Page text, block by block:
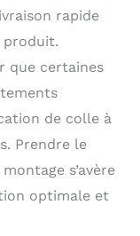
rapide
produit.
que certaines
de colle à
Prendre le
s’avère
optimale et